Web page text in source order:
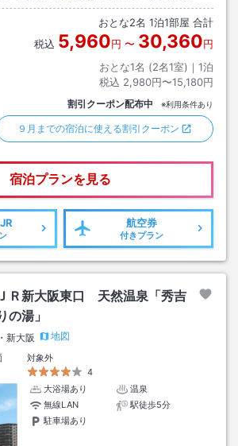
おとな2名 1泊1部屋 合計
税込 5,960円 〜 30,360円
おとな1名 (2名1室)｜ 1泊
税込 2,980円〜15,180円
割引クーポン配布中 ※利用条件あり
９月までの宿泊に使える割引クーポン
宿泊プランを見る
航空券
付きプラン
Ｒ新大阪東口 天然温泉「秀吉
の湯」
新大阪
地図
対象外
4
大浴場あり
温泉
無線LAN
駅徒歩5分
駐車場あり